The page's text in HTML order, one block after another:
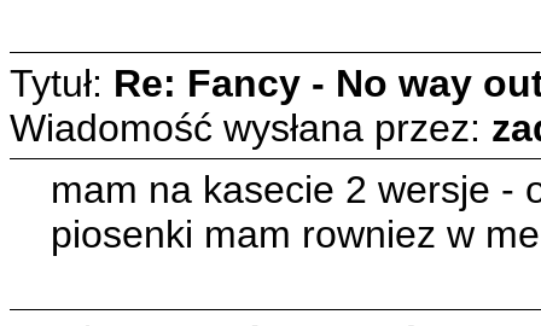
Tytuł: Re: Fancy - No way
Wiadomość wysłana przez:
mam na kasecie 2 wersje -
piosenki mam rowniez w